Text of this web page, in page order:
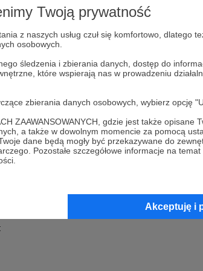
Twoją prywatność
z naszych usług czuł się komfortowo, dlatego
osobowych.
śledzenia i zbierania danych, dostęp do
które wspierają nas w prowadzeniu
zbierania danych osobowych, wybierz opcję
ZAAWANSOWANYCH, gdzie jest także opisane
a także w dowolnym momencie za pomocą
dane będą mogły być przekazywane do
Pozostałe szczegółowe informacje na
Akceptuję i
MCN Patronite
Suppi.pl